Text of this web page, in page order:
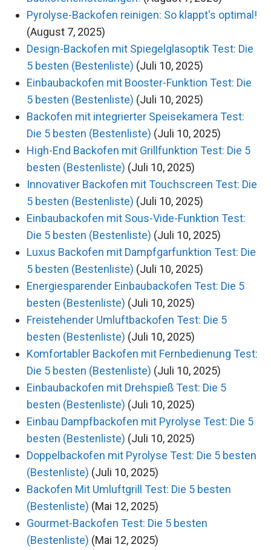
Pyrolyse-Backofen reinigen: So klappt's optimal!
(August 7, 2025)
Design-Backofen mit Spiegelglasoptik Test: Die
5 besten (Bestenliste) (Juli 10, 2025)
Einbaubackofen mit Booster-Funktion Test: Die
5 besten (Bestenliste) (Juli 10, 2025)
Backofen mit integrierter Speisekamera Test:
Die 5 besten (Bestenliste) (Juli 10, 2025)
High-End Backofen mit Grillfunktion Test: Die 5
besten (Bestenliste) (Juli 10, 2025)
Innovativer Backofen mit Touchscreen Test: Die
5 besten (Bestenliste) (Juli 10, 2025)
Einbaubackofen mit Sous-Vide-Funktion Test:
Die 5 besten (Bestenliste) (Juli 10, 2025)
Luxus Backofen mit Dampfgarfunktion Test: Die
5 besten (Bestenliste) (Juli 10, 2025)
Energiesparender Einbaubackofen Test: Die 5
besten (Bestenliste) (Juli 10, 2025)
Freistehender Umluftbackofen Test: Die 5
besten (Bestenliste) (Juli 10, 2025)
Komfortabler Backofen mit Fernbedienung Test:
Die 5 besten (Bestenliste) (Juli 10, 2025)
Einbaubackofen mit Drehspieß Test: Die 5
besten (Bestenliste) (Juli 10, 2025)
Einbau Dampfbackofen mit Pyrolyse Test: Die 5
besten (Bestenliste) (Juli 10, 2025)
Doppelbackofen mit Pyrolyse Test: Die 5 besten
(Bestenliste) (Juli 10, 2025)
Backofen Mit Umluftgrill Test: Die 5 besten
(Bestenliste) (Mai 12, 2025)
Gourmet-Backofen Test: Die 5 besten
(Bestenliste) (Mai 12, 2025)